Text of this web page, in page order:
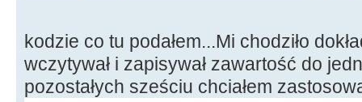
*/
kodzie co tu podałem...Mi chodziło
wczytywał i zapisywał zawartość do
pozostałych sześciu chciałem